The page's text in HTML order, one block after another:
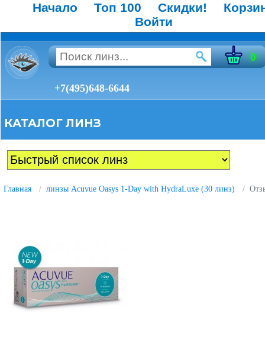
Начало Топ 100 Скидки!
Войти
0
+7(495)648-6644
КАТАЛОГ ЛИНЗ
Главная линзы Acuvue Oasys 1-Day with HydraLuxe (30 линз)